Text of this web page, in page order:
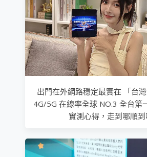
出門在外網路穩定最實在 「台
4G/5G 在線率全球 NO.3 全台第
實測心得，走到哪順到